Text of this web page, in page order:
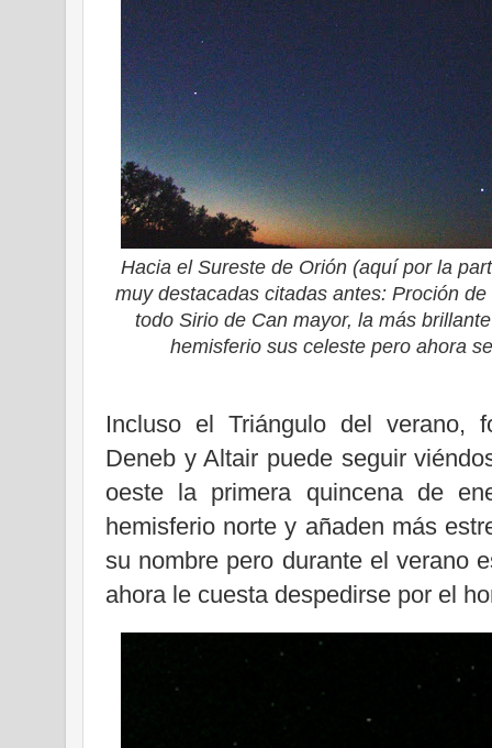
Hacia el Sureste de Orión (aquí por la
muy destacadas citadas antes: Proción
todo Sirio de Can mayor, la más
hemisferio sus celeste pero ahora
Incluso el Triángulo del verano,
Deneb y Altair puede seguir
oeste la primera quincena de
hemisferio norte y añaden más
su nombre pero durante el verano
ahora le cuesta despedirse por el